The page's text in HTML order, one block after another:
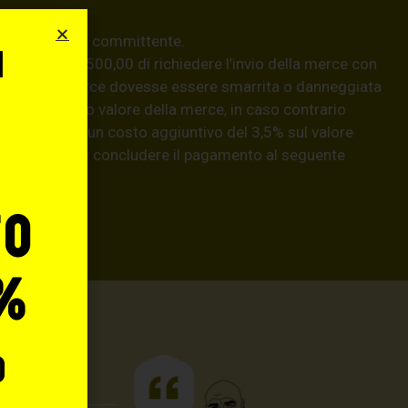
pericolo del committente.
a € 500,00 di richiedere l’invio della merce con
se la merce dovesse essere smarrita o danneggiata
l’intero valore della merce, in caso contrario
con un costo aggiuntivo del 3,5% sul valore
prima di concludere il pagamento al seguente